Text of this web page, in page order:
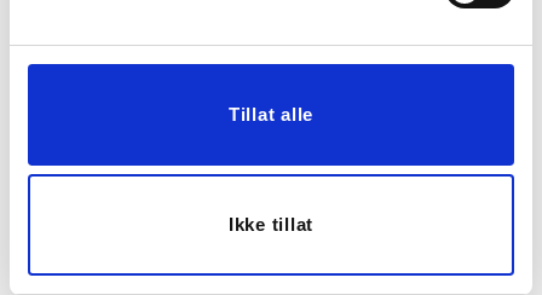
Tillat alle
Ikke tillat
Medl.76,30 Medl.104,30